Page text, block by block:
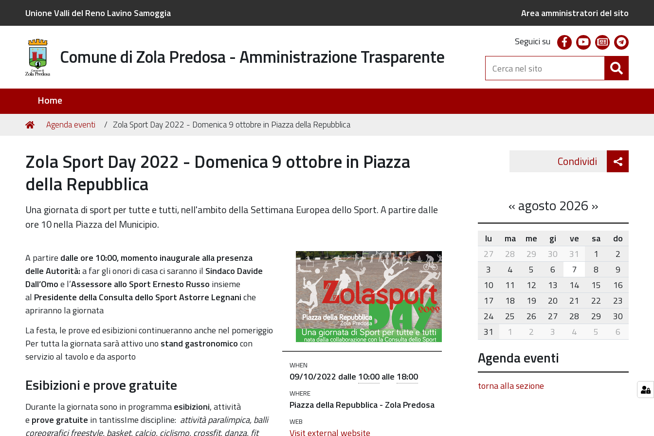
Unione Valli del Reno Lavino Samoggia Area amministratori del sito
Comune di Zola Predosa - Amministrazione Trasparente
Seguici su facebookyoutubenewsletter
Cerca
nel
sito
Home
Tu
Home
Agenda eventi Zola Sport Day 2022 - Domenica 9 ottobre in Piazza della Repubblica
Zola Sport Day 2022 - Domenica 9 ottobre in Piazza
della Repubblica
Una giornata di sport per tutte e tutti, nell'ambito della Settimana Europea dello Sport. A partire dalle
ore 10 nella Piazza del Municipio.
https://old.comune.zolapredosa.bo.it/events/zola-
sport-
day-
2022-
domenica-
ottobre-
in-
piazza-
repubblica
Zola
Sport
Day
WHEN
09/10/2022 dalle 10:00alle 18:00
WHERE
Piazza della Repubblica - Zola Predosa
WEB
Visit external website
A partire dalle ore 10:00,momento inaugurale alla presenza
delleAutorità:afar gli onori di casa ci saranno il Sindaco Davide
Dall’Omoe l’Assessore allo Sport Ernesto Russo insieme
al Presidente della Consulta dello Sport Astorre Legnaniche
apriranno la giornata
La festa, le prove ed esibizioni continueranno anche nel pomeriggio
Per tutta la giornatasarà attivo uno stand gastronomicocon
servizio al tavolo e da asporto
Esibizioni e prove gratuite
Durante la giornata sono in programmaesibizioni, attività
e prove gratuite in tantissIme discipline: attività paralimpica, balli
coreografici freestyle, basket, calcio, ciclismo, crossfit, danza, fit
Condividi Twitter
«agosto 2026 »
month-
8
lu ma me gi ve sa
do
27
28 29 30 31 1
2
3
4 5 6 7 8
9
10
11 12 13 14 15
16
17
18 19 20 21 22
23
24
25 26 27 28 29
30
31
1 2 3 4 5 6
Agenda eventi
torna alla sezione